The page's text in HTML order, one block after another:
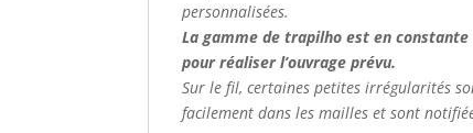
personnalisées.
La gamme de trapilho est en
pour réaliser l’ouvrage prévu.
Sur le fil, certaines petites irrégularités
facilement dans les mailles et sont